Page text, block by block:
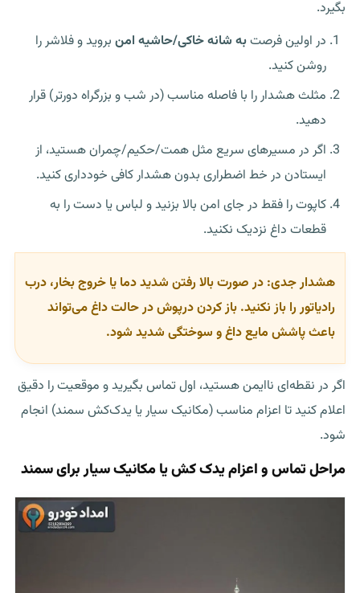
بگیرد.
در اولین فرصتبه شانه خاکی/حاشیه امن بروید و فلاشر را
روشن کنید.
مثلث هشدار را با فاصله مناسب (در شب و بزرگراه دورتر) قرار
دهید.
اگر در مسیرهای سریع مثل همت/حکیم/چمران هستید، از
ایستادن در خط اضطراری بدون هشدار کافی خودداری کنید.
کاپوت را فقط در جای امن بالا بزنید و لباس یا دست را به
قطعات داغ نزدیک نکنید.
هشدار جدی: در صورت بالا رفتن شدید دما یا خروج بخار، درب
رادیاتور را باز نکنید. باز کردن درپوش در حالت داغ می‌تواند
باعث پاشش مایع داغ و سوختگی شدید شود.
اگر در نقطه‌ای ناایمن هستید، اول تماس بگیرید و موقعیت را دقیق
اعلام کنید تا اعزام مناسب (مکانیک سیار یا یدک‌کش سمند) انجام
شود.
مراحل تماس و اعزام یدک کش یا مکانیک سیار برای سمند